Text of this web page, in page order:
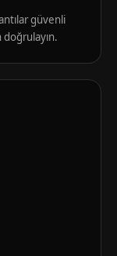
güvenli